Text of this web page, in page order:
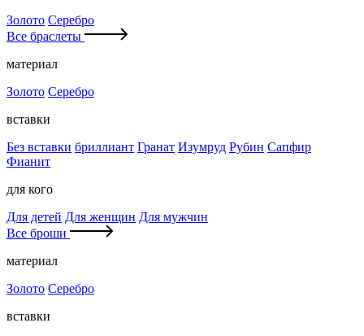
Золото Серебро
Все браслеты
материал
Золото Серебро
вставки
Без вставки бриллиант Гранат Изумруд Рубин Сапфир
Фианит
для кого
Для детей Для женщин Для мужчин
Все броши
материал
Золото Серебро
вставки